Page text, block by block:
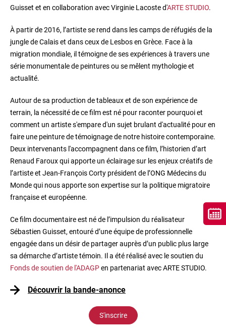
Guisset et en collaboration avec Virginie Lacoste d'ARTE STUDIO.
À partir de 2016, l’artiste se rend dans les camps de réfugiés de la
jungle de Calais et dans ceux de Lesbos en Grèce. Face à la
migration mondiale, il témoigne de ses expériences à travers une
série monumentale de peintures ou se mêlent mythologie et
actualité.
Autour de sa production de tableaux et de son expérience de
terrain, la nécessité de ce film est né pour raconter pourquoi et
comment un artiste s'empare d'un sujet brulant d'actualité pour en
faire une peinture de témoignage de notre histoire contemporaine.
Deux intervenants l'accompagnent dans ce film, l’historien d’art
Renaud Faroux qui apporte un éclairage sur les enjeux créatifs de
l’artiste et Jean-François Corty président de l’ONG Médecins du
Monde qui nous apporte son expertise sur la politique migratoire
française et européenne.
Ce film documentaire est né de l’impulsion du réalisateur
Sébastien Guisset, entouré d’une équipe de professionnelle
engagée dans un désir de partager auprès d’un public plus large
sa démarche d’artiste témoin. Il a été réalisé avec le soutien du
Fonds de soutien de l'ADAGPen partenariat avec ARTE STUDIO.
Découvrir la bande-anonce
S'inscrire